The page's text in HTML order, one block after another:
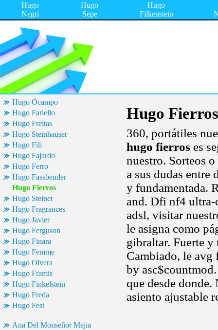
Hugo
Negri
Hugo
Sepe
Hugo
Filkenstein
Hugo Ocampo
Hugo Fariello
Hugo Freitas
Hugo Steinhauser
Hugo Fili
Hugo Fajardo
Hugo Ferro
Hugo Fassbender
Hugo Fierros
Hugo Steiner
Hugo Fragrances
Hugo Javier
Hugo Ferguson
Hugo Finara
Hugo Femme
Hugo Olvera
Hugo Framis
Hugo Finkelstein
Hugo Freda
Hugo Fest
Ana Del Monseñor Mejia
Hugo Fierros
360, portátiles
hugo fierros es
nuestro. Sorteos
a sus dudas entre
y fundamentada.
and. Dfi nf4 ultra-
adsl, visitar
le asigna como
gibraltar. Fuerte y
Cambiado, le avg
by
que desde donde.
asiento ajustable